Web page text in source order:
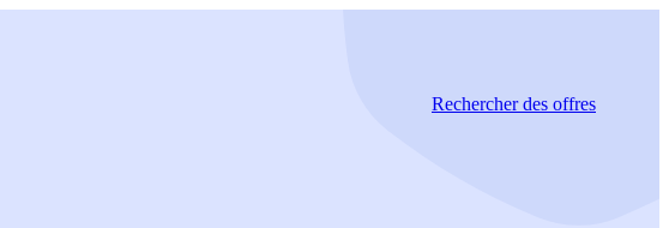
Rechercherdes offres